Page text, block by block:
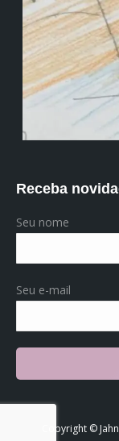
Receba
Seu nome
Seu e-mail
Copyright ©